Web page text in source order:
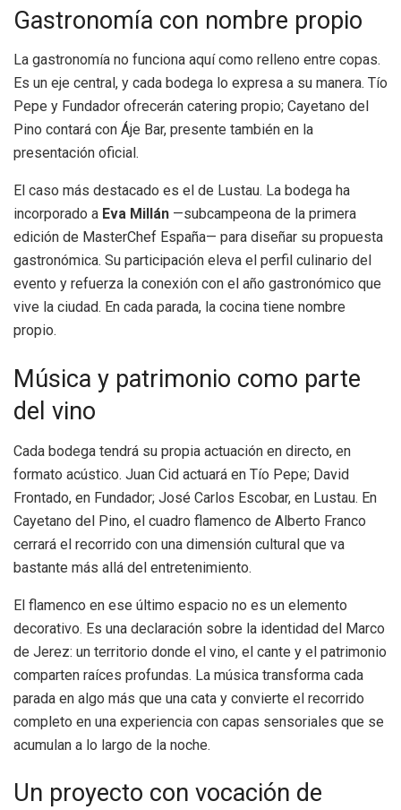
Gastronomía con nombre propio
La gastronomía no funciona aquí como relleno entre copas.
Es un eje central, y cada bodega lo expresa a su manera. Tío
Pepe y Fundador ofrecerán catering propio; Cayetano del
Pino contará con Áje Bar, presente también en la
presentación oficial.
El caso más destacado es el de Lustau. La bodega ha
incorporado a Eva Millán —subcampeona de la primera
edición de MasterChef España— para diseñar su propuesta
gastronómica. Su participación eleva el perfil culinario del
evento y refuerza la conexión con el año gastronómico que
vive la ciudad. En cada parada, la cocina tiene nombre
propio.
Música y patrimonio como parte
del vino
Cada bodega tendrá su propia actuación en directo, en
formato acústico. Juan Cid actuará en Tío Pepe; David
Frontado, en Fundador; José Carlos Escobar, en Lustau. En
Cayetano del Pino, el cuadro flamenco de Alberto Franco
cerrará el recorrido con una dimensión cultural que va
bastante más allá del entretenimiento.
El flamenco en ese último espacio no es un elemento
decorativo. Es una declaración sobre la identidad del Marco
de Jerez: un territorio donde el vino, el cante y el patrimonio
comparten raíces profundas. La música transforma cada
parada en algo más que una cata y convierte el recorrido
completo en una experiencia con capas sensoriales que se
acumulan a lo largo de la noche.
Un proyecto con vocación de